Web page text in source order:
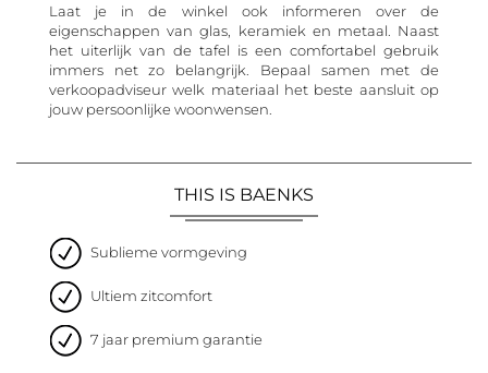
Laat je in de winkel ook informeren over de
eigenschappen van glas, keramiek en metaal. Naast
het uiterlijk van de tafel is een comfortabel gebruik
immers net zo belangrijk. Bepaal samen met de
verkoopadviseur welk materiaal het beste aansluit op
jouw persoonlijke woonwensen.
THIS IS BAENKS
Sublieme vormgeving
Ultiem zitcomfort
7 jaar premium garantie